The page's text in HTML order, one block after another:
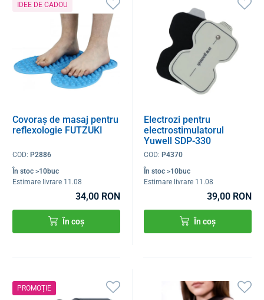
IDEE DE CADOU
Covoraș de masaj pentru
reflexologie FUTZUKI
COD: P2886
În stoc >10buc
Estimare livrare 11.08
34,00 RON
În coș
Electrozi pentru
electrostimulatorul
Yuwell SDP-330
COD: P4370
În stoc >10buc
Estimare livrare 11.08
39,00 RON
În coș
PROMOȚIE